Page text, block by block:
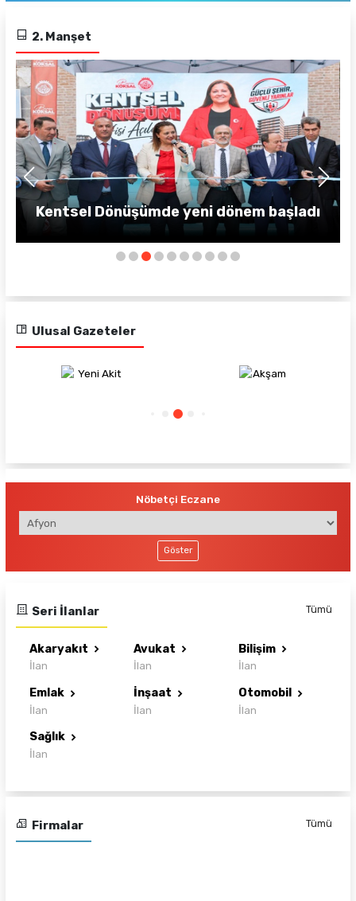
2. Manşet
Kentsel Dönüşümde yeni dönem başladı
Ulusal Gazeteler
Nöbetçi Eczane
Göster
Seri İlanlar Tümü
Akaryakıt
İlan
Avukat
İlan
Bilişim
İlan
Emlak
İlan
İnşaat
İlan
Otomobil
İlan
Sağlık
İlan
Firmalar Tümü